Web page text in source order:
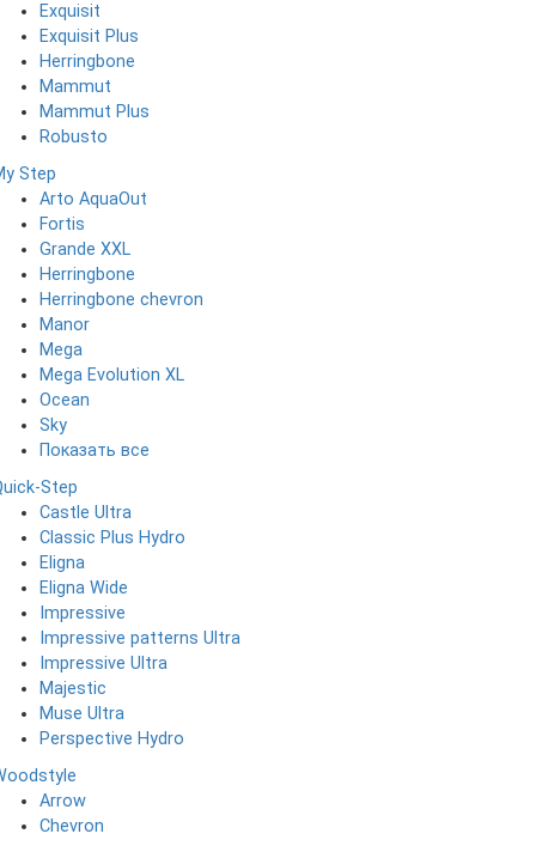
Exquisit
Exquisit Plus
Herringbone
Mammut
Mammut Plus
Robusto
Step
Arto AquaOut
Fortis
Grande XXL
Herringbone
Herringbone chevron
Manor
Mega
Mega Evolution XL
Ocean
Sky
Показать все
Step
Castle Ultra
Classic Plus Hydro
Eligna
Eligna Wide
Impressive
Impressive patterns Ultra
Impressive Ultra
Majestic
Muse Ultra
Perspective Hydro
Arrow
Chevron